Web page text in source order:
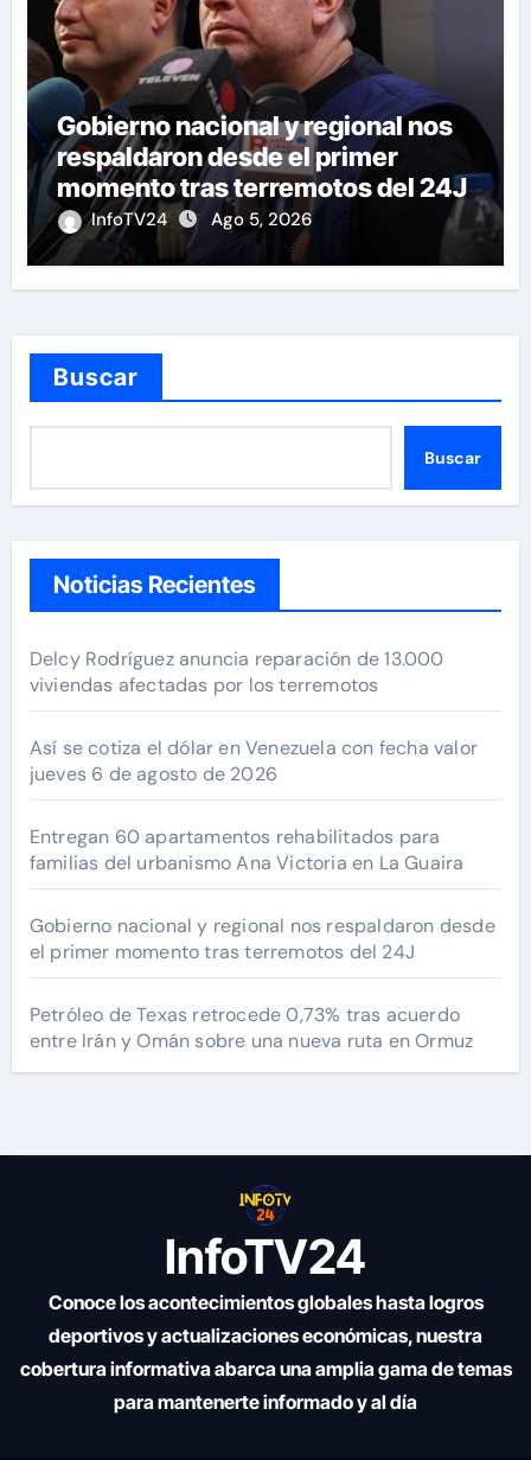
Gobierno nacional y regional nos
respaldaron desde el primer
momento tras terremotos del 24J
InfoTV24 Ago 5, 2026
Buscar
Buscar
Noticias Recientes
Delcy Rodríguez anuncia reparación de 13.000
viviendas afectadas por los terremotos
Así se cotiza el dólar en Venezuela con fecha valor
jueves 6 de agosto de 2026
Entregan 60 apartamentos rehabilitados para
familias del urbanismo Ana Victoria en La Guaira
Gobierno nacional y regional nos respaldaron desde
el primer momento tras terremotos del 24J
Petróleo de Texas retrocede 0,73% tras acuerdo
entre Irán y Omán sobre una nueva ruta en Ormuz
InfoTV24
Conoce los acontecimientos globales hasta logros
deportivos y actualizaciones económicas, nuestra
cobertura informativa abarca una amplia gama de temas
para mantenerte informado y al día